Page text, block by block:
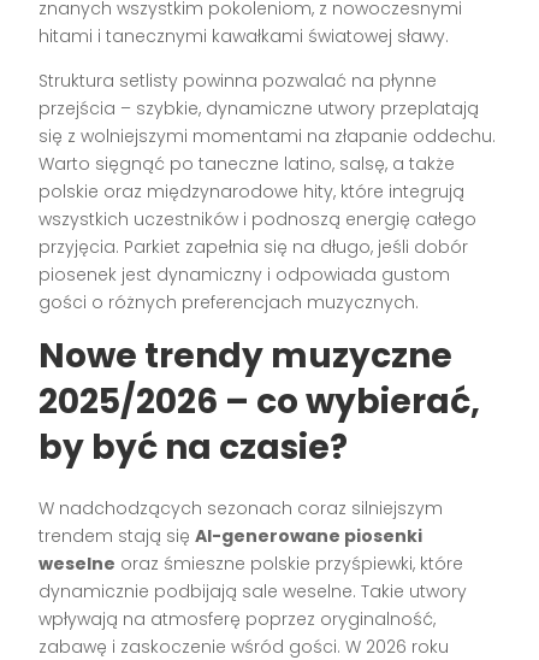
znanych wszystkim pokoleniom, z nowoczesnymi
hitami i tanecznymi kawałkami światowej sławy.
Struktura setlisty powinna pozwalać na płynne
przejścia – szybkie, dynamiczne utwory przeplatają
się z wolniejszymi momentami na złapanie oddechu.
Warto sięgnąć po taneczne latino, salsę, a także
polskie oraz międzynarodowe hity, które integrują
wszystkich uczestników i podnoszą energię całego
przyjęcia. Parkiet zapełnia się na długo, jeśli dobór
piosenek jest dynamiczny i odpowiada gustom
gości o różnych preferencjach muzycznych.
Nowe trendy muzyczne
2025/2026 – co wybierać,
by być na czasie?
W nadchodzących sezonach coraz silniejszym
trendem stają sięAI-generowane piosenki
weselne oraz śmieszne polskie przyśpiewki, które
dynamicznie podbijają sale weselne. Takie utwory
wpływają na atmosferę poprzez oryginalność,
zabawę i zaskoczenie wśród gości. W 2026 roku